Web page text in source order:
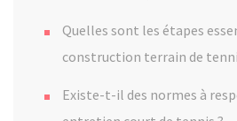
Quelles sont les étapes
construction terrain de
Existe-t-il des normes à